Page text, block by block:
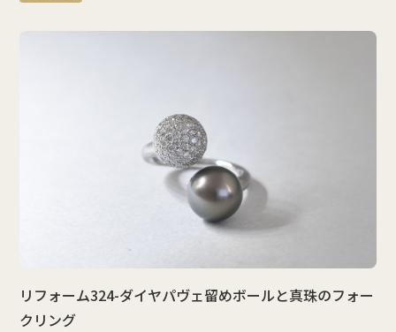
リフォーム324-ダイヤパヴェ留めボールと真珠のフォー
クリング